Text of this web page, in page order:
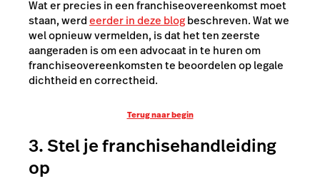
Wat er precies in een franchiseovereenkomst moet
staan, werdeerder in deze blogbeschreven. Wat we
wel opnieuw vermelden, is dat het ten zeerste
aangeraden is om een advocaat in te huren om
franchiseovereenkomsten te beoordelen op legale
dichtheid en correctheid.
Terug naar begin
3. Stel je franchisehandleiding
op